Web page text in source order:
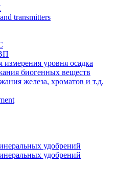
transmitters
измерения уровня осадка
биогенных веществ
железа, хроматов и т.д.
удобрений
удобрений